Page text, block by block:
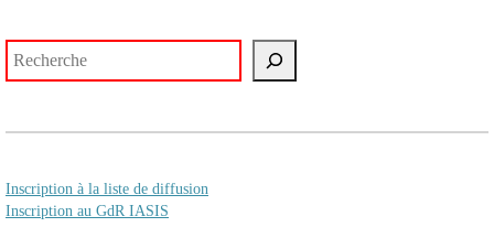
Inscription à la liste de diffusion
Inscription au GdR IASIS